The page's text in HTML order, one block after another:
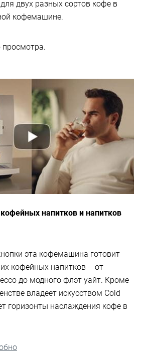
двух разных сортов кофе в
кофемашине.
напитков и напитков
эта кофемашина готовит
кофейных напитков – от
до модного флэт уайт. Кроме
владеет искусством Cold
горизонты наслаждения кофе в